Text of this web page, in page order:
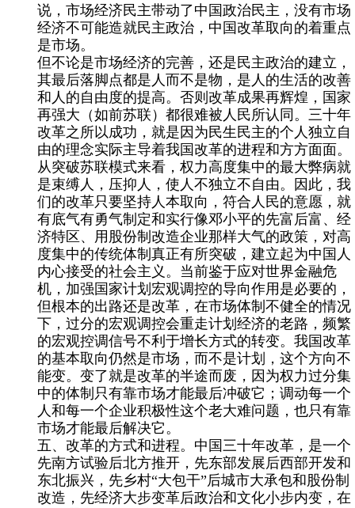
说，市场经济民主带动了中国政治民主，没有市场
经济不可能造就民主政治，中国改革取向的着重点
是市场。
但不论是市场经济的完善，还是民主政治的建立，
其最后落脚点都是人而不是物，是人的生活的改善
和人的自由度的提高。否则改革成果再辉煌，国家
再强大（如前苏联）都很难被人民所认同。三十年
改革之所以成功，就是因为民生民主的个人独立自
由的理念实际主导着我国改革的进程和方方面面。
从突破苏联模式来看，权力高度集中的最大弊病就
是束缚人，压抑人，使人不独立不自由。因此，我
们的改革只要坚持人本取向，符合人民的意愿，就
有底气有勇气制定和实行像邓小平的先富后富、经
济特区、用股份制改造企业那样大气的政策，对高
度集中的传统体制真正有所突破，建立起为中国人
内心接受的社会主义。当前鉴于应对世界金融危
机，加强国家计划宏观调控的导向作用是必要的，
但根本的出路还是改革，在市场体制不健全的情况
下，过分的宏观调控会重走计划经济的老路，频繁
的宏观控调信号不利于增长方式的转变。我国改革
的基本取向仍然是市场，而不是计划，这个方向不
能变。变了就是改革的半途而废，因为权力过分集
中的体制只有靠市场才能最后冲破它；调动每一个
人和每一个企业积极性这个老大难问题，也只有靠
市场才能最后解决它。
五、改革的方式和进程。 中国三十年改革，是一个
先南方试验后北方推开，先东部发展后西部开发和
东北振兴，先乡村“大包干”后城市大承包和股份制
改造，先经济大步变革后政治和文化小步内变，在